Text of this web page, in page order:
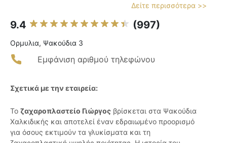
Δείτε περισσότερα >>
9.4 (997)
Ορμυλια, Ψακούδια 3
Εμφάνιση αριθμού τηλεφώνου
Σχετικά με την εταιρεία:
Το ζαχαροπλαστείο Γιώργος βρίσκεται στα Ψακούδια
Χαλκιδικής και αποτελεί έναν εδραιωμένο προορισμό
για όσους εκτιμούν τα γλυκίσματα και τη